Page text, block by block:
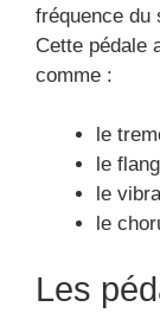
fréquence du
Cette pédale
comme :
le
le
le
le
Les